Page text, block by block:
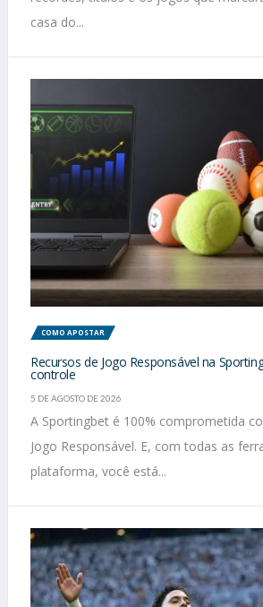
casa do...
COMO APOSTAR
Recursos de Jogo Responsável na
controle
5 DE AGOSTO DE 2026
A Sportingbet é 100% comprometida
Jogo Responsável. E, com todas as
plataforma, você está...